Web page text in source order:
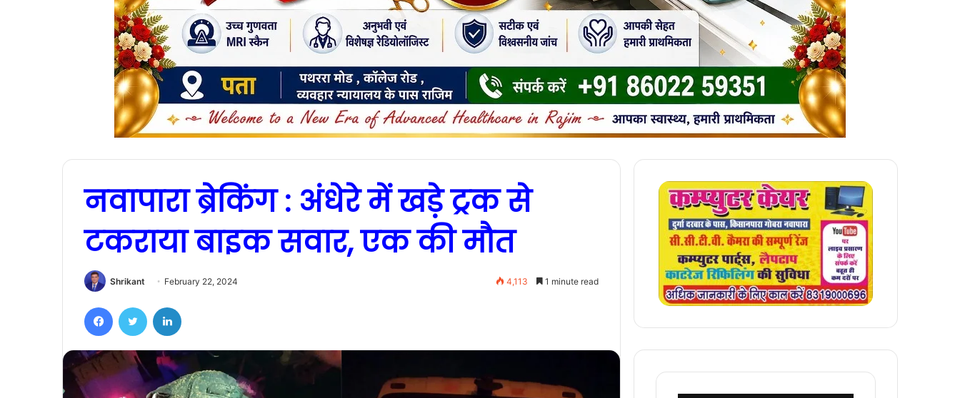
नवापारा ब्रेकिंग : अंधेरे में खड़े ट्रक से
टकराया बाइक सवार, एक की मौत
Shrikant February 22, 2024 4,113 1 minute read